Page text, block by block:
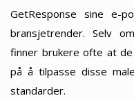
GetResponse sine e-
bransjetrender. Selv
finner brukere ofte at
på å tilpasse disse
standarder.